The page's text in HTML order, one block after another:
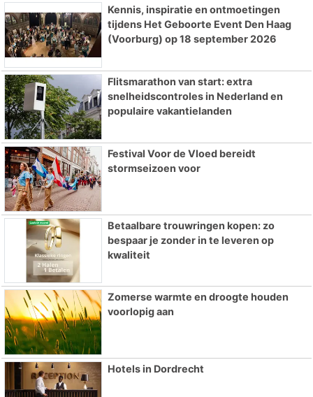
Kennis, inspiratie en ontmoetingen
tijdens Het Geboorte Event Den Haag
(Voorburg) op 18 september 2026
Flitsmarathon van start: extra
snelheidscontroles in Nederland en
populaire vakantielanden
Festival Voor de Vloed bereidt
stormseizoen voor
Betaalbare trouwringen kopen: zo
bespaar je zonder in te leveren op
kwaliteit
Zomerse warmte en droogte houden
voorlopig aan
Hotels in Dordrecht